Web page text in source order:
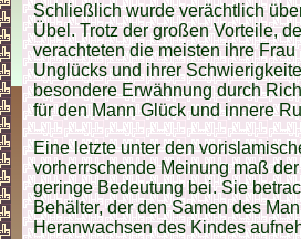
Schließlich wurde verächtlich
Übel. Trotz der großen Vorteile,
verachteten die meisten ihre
Unglücks und ihrer
besondere Erwähnung durch
für den Mann Glück und innere
Eine letzte unter den
vorherrschende Meinung maß
geringe Bedeutung bei. Sie
Behälter, der den Samen des
Heranwachsen des Kindes